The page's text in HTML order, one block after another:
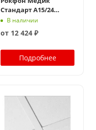
Стандарт A15/24
600x600x12
В наличии
от 12 424 ₽
Подробнее